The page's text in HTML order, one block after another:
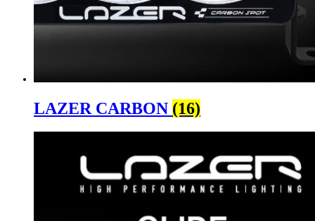
LAZER CARBON (16)